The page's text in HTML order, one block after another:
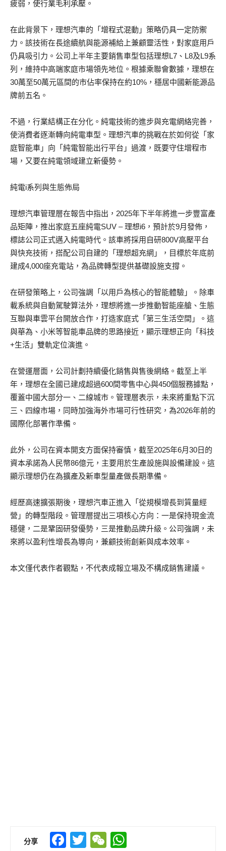
疲弱，使行業毛利承壓。
在此背景下，理想汽車的「增程式混動」策略仍具一定防禦
力。該技術在長途續航與能源補給上兼顧靈活性，對家庭用戶
仍具吸引力。公司上半年主要銷售車型包括理想L7、L8及L9系
列，維持中高端家庭市場領先地位。根據乘聯會數據，理想在
30萬至50萬元區間的市佔率保持在約10%，穩居中國新能源品
牌前五名。
不過，行業結構正在分化。純電技術的進步與充電網絡完善，
使消費者逐漸轉向純電車型。理想汽車的挑戰在於如何從「家
庭智能車」向「純電智能出行平台」過渡，既要守住增程市
場，又要在純電領域建立新優勢。
純電i系列與生態佈局
理想汽車管理層在報告中指出，2025年下半年將進一步豐富產
品矩陣，推出家庭五座純電SUV – 理想i6，預計於9月發佈，
標誌公司正式邁入純電時代。該車將採用自研800V高壓平台
與快充技術，搭配公司自建的「理想超充網」，目標於年底前
建成4,000座充電站，為品牌轉型提供基礎設施支撐。
在研發策略上，公司強調「以用戶為核心的智能體驗」。除車
載系統與自動駕駛算法外，理想將進一步推動智能座艙、生態
互聯與車雲平台開放合作，打造家庭式「第三生活空間」。這
與華為、小米等智能車品牌的思路接近，顯示理想正向「科技
+生活」雙軌定位演進。
在營運層面，公司計劃持續優化銷售與售後網絡。截至上半
年，理想在全國已建成超過600間零售中心與450個服務據點，
覆蓋中國大部分一、二線城市。管理層表示，未來將重點下沉
三、四線市場，同時加強海外市場可行性研究，為2026年前的
國際化部署作準備。
此外，公司在資本開支方面保持審慎，截至2025年6月30日的
資本承諾為人民幣86億元，主要用於生產設施與設備建設。這
顯示理想仍在為擴產及新車型量產做長期準備。
經歷高速擴張期後，理想汽車正進入「從規模增長到質量經
營」的轉型階段。管理層提出三項核心方向：一是保持現金流
穩健，二是鞏固研發優勢，三是推動品牌升級。公司強調，未
來將以盈利性增長為導向，兼顧技術創新與成本效率。
本文僅代表作者觀點，不代表成報立場及不構成銷售建議。
分享 Facebook
TwitterWeChat